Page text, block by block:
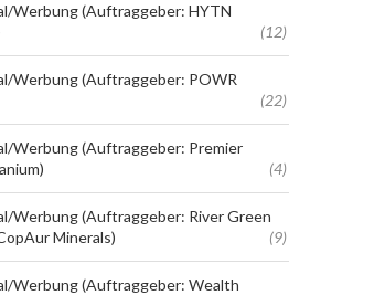
Werbung (Auftraggeber: HYTN
(12)
Werbung (Auftraggeber: POWR
(22)
Werbung (Auftraggeber: Premier
(4)
Werbung (Auftraggeber: River Green
Minerals)
(9)
Werbung (Auftraggeber: Wealth